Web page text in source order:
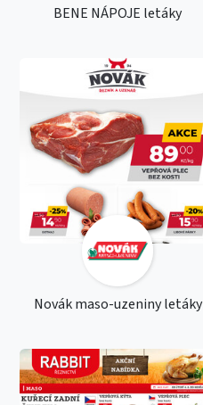
BENE NÁPOJE letáky
Novák maso-uzeniny letáky